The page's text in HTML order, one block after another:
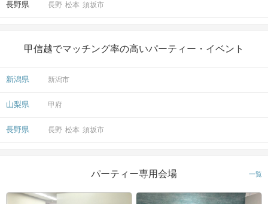
長野県 長野 松本 須坂市
甲信越でマッチング率の高いパーティー・イベント
新潟県 新潟市
山梨県 甲府
長野県 長野 松本 須坂市
パーティー専用会場 一覧